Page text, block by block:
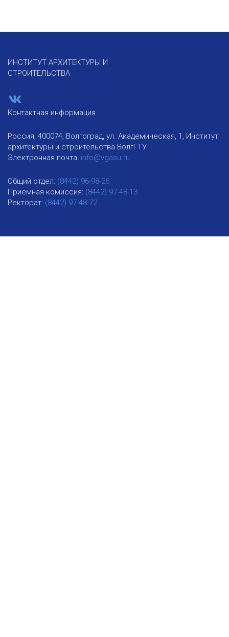
ИНСТИТУТ АРХИТЕКТУРЫ И
СТРОИТЕЛЬСТВА
Контактная информация
Россия, 400074, Волгоград, ул. Академическая, 1, Институт
архитектуры и строительства ВолгГТУ
Электронная почта: info@vgasu.ru
Общий отдел: (8442) 96-98-26
Приемная комиссия: (8442) 97-48-13
Ректорат: (8442) 97-48-72